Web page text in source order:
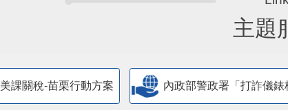
主題
美課關稅-苗栗行動方案 內政部警政署「打詐儀錶